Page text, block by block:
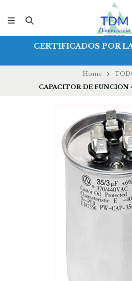
CERTIFICADOS POR
Home
CAPACITOR DE FUNCION